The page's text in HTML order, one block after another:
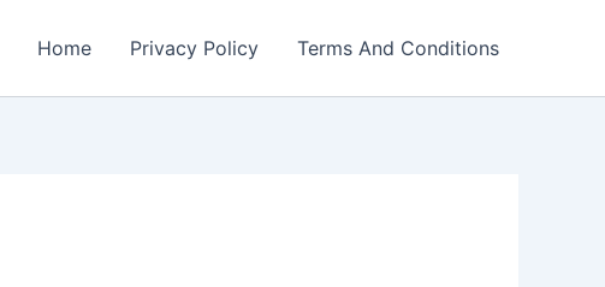
Home Privacy Policy Terms And Conditions